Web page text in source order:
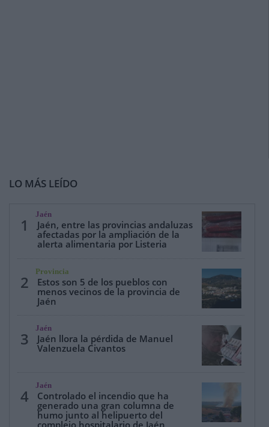
LO MÁS LEÍDO
1
Jaén
Jaén, entre las provincias andaluzas
afectadas por la ampliación de la
alerta alimentaria por Listeria
2
Provincia
Estos son 5 de los pueblos con
menos vecinos de la provincia de
Jaén
3
Jaén
Jaén llora la pérdida de Manuel
Valenzuela Civantos
4
Jaén
Controlado el incendio que ha
generado una gran columna de
humo junto al helipuerto del
complejo hospitalario de Jaén